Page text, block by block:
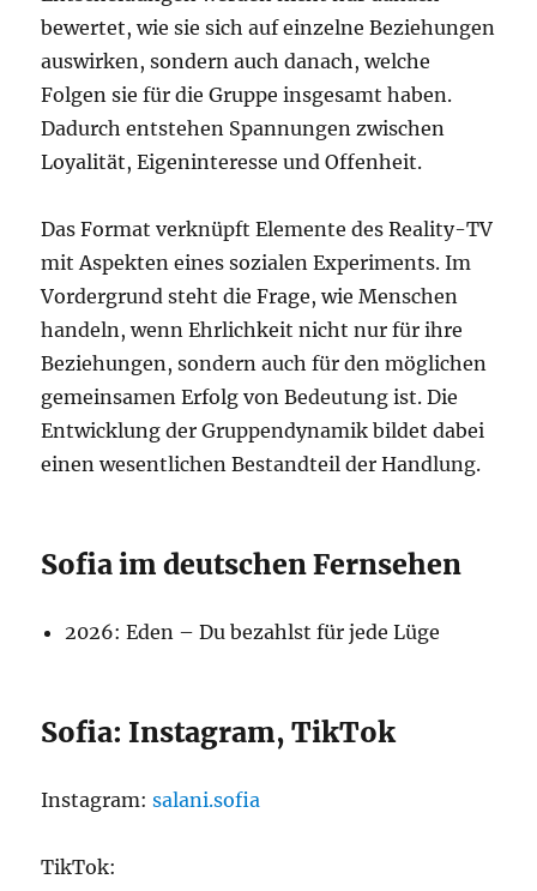
bewertet, wie sie sich auf einzelne Beziehungen
auswirken, sondern auch danach, welche
Folgen sie für die Gruppe insgesamt haben.
Dadurch entstehen Spannungen zwischen
Loyalität, Eigeninteresse und Offenheit.
Das Format verknüpft Elemente des Reality-TV
mit Aspekten eines sozialen Experiments. Im
Vordergrund steht die Frage, wie Menschen
handeln, wenn Ehrlichkeit nicht nur für ihre
Beziehungen, sondern auch für den möglichen
gemeinsamen Erfolg von Bedeutung ist. Die
Entwicklung der Gruppendynamik bildet dabei
einen wesentlichen Bestandteil der Handlung.
Sofia im deutschen Fernsehen
2026: Eden – Du bezahlst für jede Lüge
Sofia: Instagram, TikTok
Instagram:salani.sofia
TikTok: